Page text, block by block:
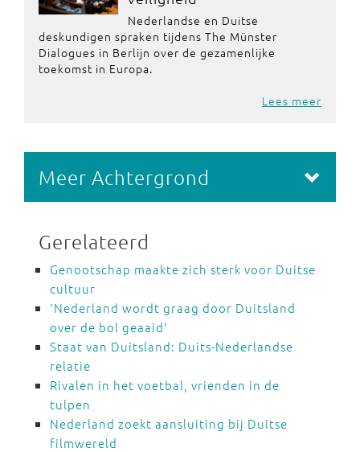
Nederlandse en Duitse
deskundigen spraken tijdens The Münster
Dialogues in Berlijn over de gezamenlijke
toekomst in Europa.
Lees meer
Meer Achtergrond
Gerelateerd
Genootschap maakte zich sterk voor Duitse
cultuur
'Nederland wordt graag door Duitsland
over de bol geaaid'
Staat van Duitsland: Duits-Nederlandse
relatie
Rivalen in het voetbal, vrienden in de
tulpen
Nederland zoekt aansluiting bij Duitse
filmwereld